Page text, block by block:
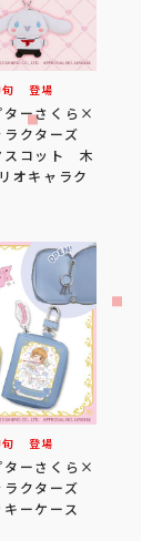
登場
ターさくら×
ラクターズ
スコット 木
オキャラク
登場
ターさくら×
ラクターズ
ーケース